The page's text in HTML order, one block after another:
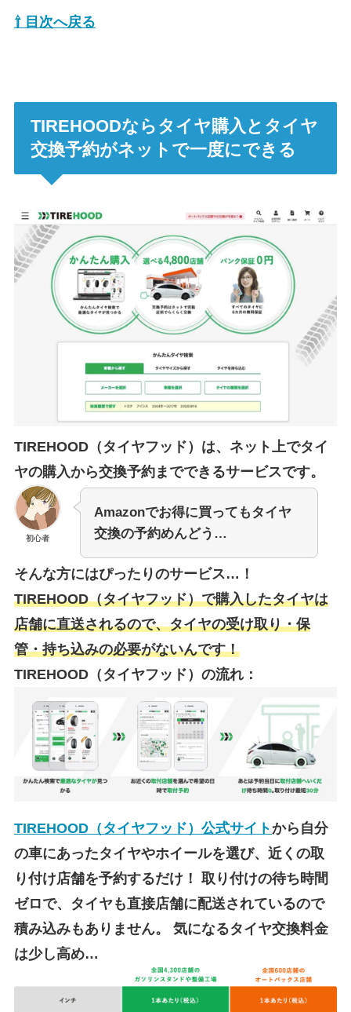
⇧ 目次へ戻る
TIREHOODならタイヤ購入とタイヤ
交換予約がネットで一度にできる
TIREHOOD（タイヤフッド）は、ネット上でタイ
ヤの購入から交換予約までできるサービスです。
初心者
Amazonでお得に買ってもタイヤ
交換の予約めんどう…
そんな方にはぴったりのサービス…！
TIREHOOD（タイヤフッド）で購入したタイヤは
店舗に直送されるので、タイヤの受け取り・保
管・持ち込みの必要がないんです！
TIREHOOD（タイヤフッド）の流れ：
TIREHOOD（タイヤフッド）公式サイトから自分
の車にあったタイヤやホイールを選び、近くの取
り付け店舗を予約するだけ！ 取り付けの待ち時間
ゼロで、タイヤも直接店舗に配送されているので
積み込みもありません。
気になるタイヤ交換料金
は少し高め…